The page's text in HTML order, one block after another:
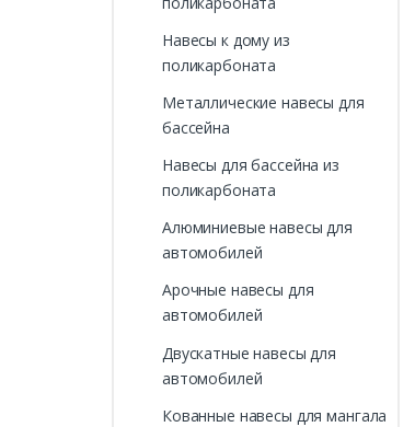
Навесы к дому из
поликарбоната
Металлические навесы для
бассейна
Навесы для бассейна из
поликарбоната
Алюминиевые навесы для
автомобилей
Арочные навесы для
автомобилей
Двускатные навесы для
автомобилей
Кованные навесы для мангала